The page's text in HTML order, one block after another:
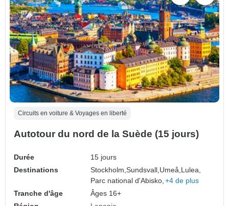
Circuits en voiture & Voyages en liberté
Autotour du nord de la Suède (15 jours)
Durée
15 jours
Destinations
Stockholm,Sundsvall,Umeå,Lulea,
Parc national d'Abisko, +4 de plus
Tranche d'âge
Âges 16+